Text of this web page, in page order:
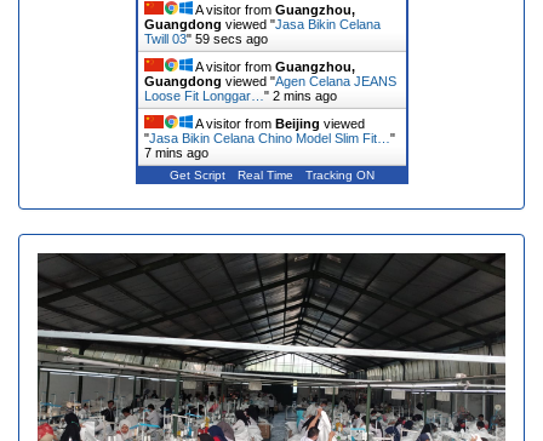
A visitor from Guangzhou,
Guangdong viewed "Jasa Bikin Celana
Twill 03" 1 min ago
A visitor from Guangzhou,
Guangdong viewed "Agen Celana JEANS
Loose Fit Longgar… " 3 mins ago
A visitor from Beijing viewed
"Jasa Bikin Celana Chino Model Slim Fit… "
7 mins ago
Get Script Real Time Tracking ON